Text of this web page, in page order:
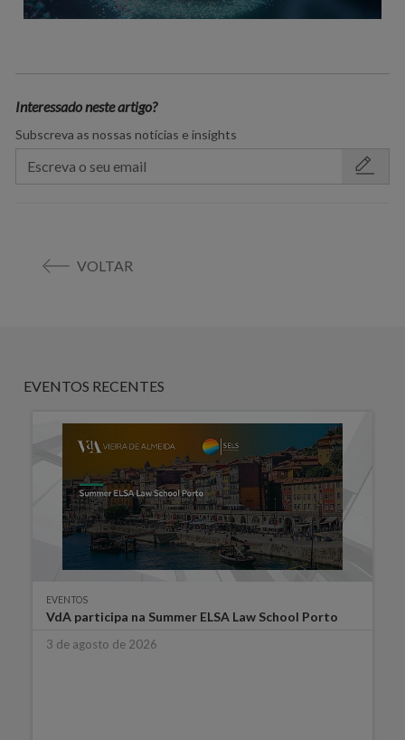
Interessado neste artigo?
Subscreva as nossas notícias e insights
VOLTAR
EVENTOS RECENTES
EVENTOS
VdA participa na Summer ELSA Law School Porto
3 de agosto de 2026